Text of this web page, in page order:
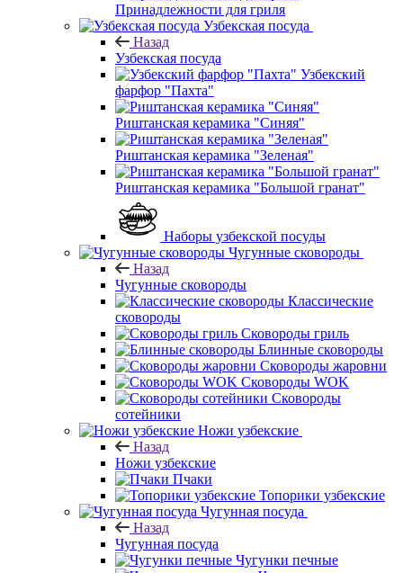
Принадлежности для гриля
Узбекская посуда
Назад
Узбекская посуда
Узбекский
фарфор "Пахта"
Риштанская керамика "Синяя"
Риштанская керамика "Зеленая"
Риштанская керамика "Большой гранат"
Наборы узбекской посуды
Чугунные сковороды
Назад
Чугунные сковороды
Классические
сковороды
Сковороды гриль
Блинные сковороды
Сковороды жаровни
Сковороды WOK
Сковороды
сотейники
Ножи узбекские
Назад
Ножи узбекские
Пчаки
Топорики узбекские
Чугунная посуда
Назад
Чугунная посуда
Чугунки печные